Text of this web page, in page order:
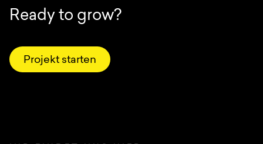
Ready to grow?
Projekt starten